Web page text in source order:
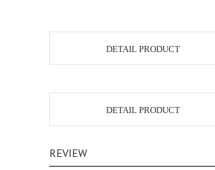
DETAIL PRODUCT
DETAIL PRODUCT
REVIEW